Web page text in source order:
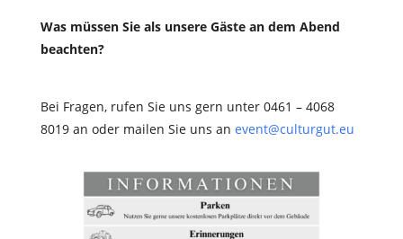
Was müssen Sie als unsere Gäste an dem Abend
beachten?
Bei Fragen, rufen Sie uns gern unter 0461 – 4068
8019 an oder mailen Sie uns an event@culturgut.eu